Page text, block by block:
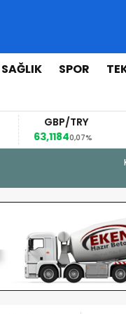
SAĞLIK SPOR
GBP/TRY
63,11840,07%
6